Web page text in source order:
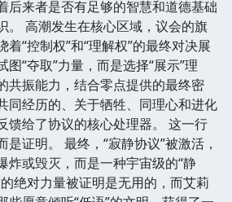
后来者是否有足够的智慧和道德基础
。 高潮发生在核心区域，议会的旗
着“控制权”和“理解权”的最终对决展
图“夺取”力量，而是选择“展示”理
共振能力，结合零点提供的最终密
同经历的、关于牺牲、同理心和进化
馈给了协议的核心处理器。 这一行
是证明。 最终，“寂静协议”被激活，
炸或毁灭，而是一种宇宙级的“静
绝对力量被证明是无用的，而艾莉